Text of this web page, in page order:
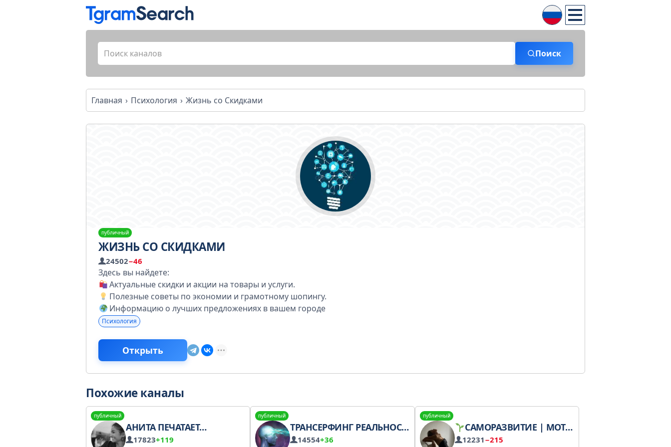
Поиск
Главная Психология Жизнь со Скидками
публичный
ЖИЗНЬ СО СКИДКАМИ
24502−46
Здесь вы найдете:
Актуальные скидки и акции на товары и услуги.
Полезные советы по экономии и грамотному шопингу.
Информацию о лучших предложениях в вашем городе
Психология
Открыть
Похожие каналы
публичный
АНИТА ПЕЧАТАЕТ…
17823+119
публичный
ТРАНСЕРФИНГ РЕАЛЬНОСТИ
14554+36
публичный
САМОРАЗВИТИЕ | МОТИВАЦИЯ
12231−215